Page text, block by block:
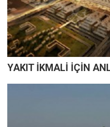
YAKIT İKMALİ İÇİN